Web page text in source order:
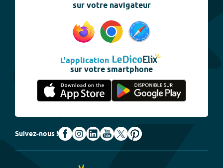
sur votre navigateur
L'application
sur votre smartphone
Suivez-nous !